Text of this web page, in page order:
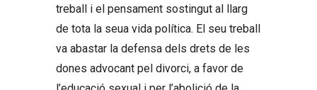
treball i el pensament sostingut al llarg
de tota la seua vida política. El seu treball
va abastar la defensa dels drets de les
dones advocant pel divorci, a favor de